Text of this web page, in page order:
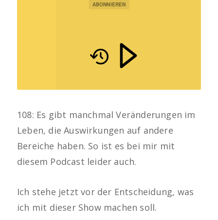
ABONNIEREN
108: Es gibt manchmal Veränderungen im
Leben, die Auswirkungen auf andere
Bereiche haben. So ist es bei mir mit
diesem Podcast leider auch.
Ich stehe jetzt vor der Entscheidung, was
ich mit dieser Show machen soll.